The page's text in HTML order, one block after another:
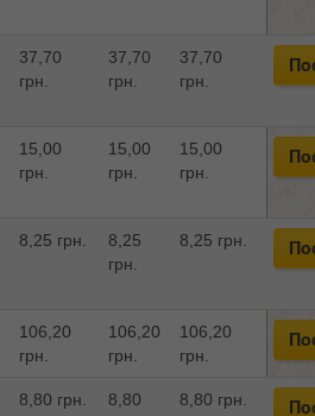
37,70
грн.
37,70
грн.
37,70
грн.
15,00
грн.
15,00
грн.
15,00
грн.
8,25 грн.
8,25
грн.
8,25 грн.
106,20
грн.
106,20
грн.
106,20
грн.
8,80 грн.
8,80
8,80 грн.